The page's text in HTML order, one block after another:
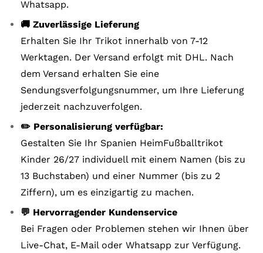
Whatsapp.
🚚 Zuverlässige Lieferung
Erhalten Sie Ihr Trikot innerhalb von 7-12
Werktagen. Der Versand erfolgt mit DHL. Nach
dem Versand erhalten Sie eine
Sendungsverfolgungsnummer, um Ihre Lieferung
jederzeit nachzuverfolgen.
✏️ Personalisierung verfügbar:
Gestalten Sie Ihr Spanien HeimFußballtrikot
Kinder 26/27 individuell mit einem Namen (bis zu
13 Buchstaben) und einer Nummer (bis zu 2
Ziffern), um es einzigartig zu machen.
💬 Hervorragender Kundenservice
Bei Fragen oder Problemen stehen wir Ihnen über
Live-Chat, E-Mail oder Whatsapp zur Verfügung.